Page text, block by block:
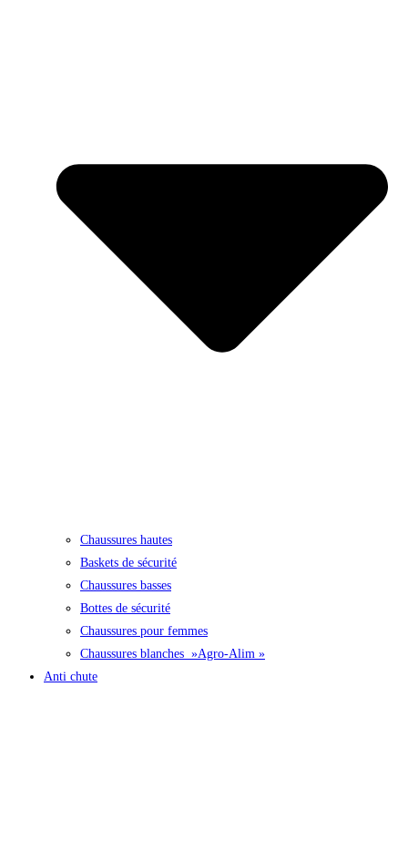
Chaussures hautes
Baskets de sécurité
Chaussures basses
Bottes de sécurité
Chaussures pour femmes
Chaussures blanches »Agro-Alim »
Anti chute